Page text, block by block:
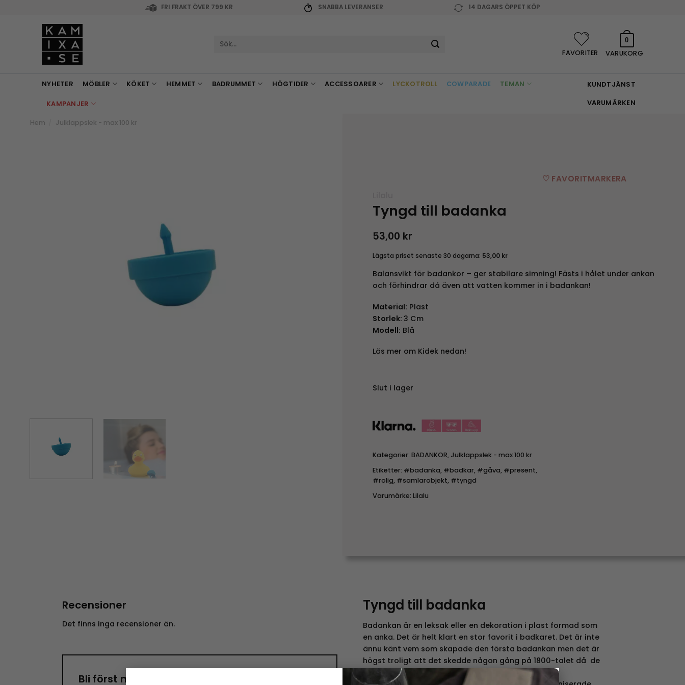
×
FRI FRAKT ÖVER 799 KR SNABBA LEVERANSER 14 DAGARS ÖPPET KÖP
Sök
FAVORITER VARUKORG
0
NYHETER MÖBLER KÖKET HEMMET BADRUMMET HÖGTIDER ACCESSOARER LYCKOTROLL COWPARADE TEMAN
KAMPANJER
KUNDTJÄNST
VARUMÄRKEN
Hem Julklappslek - max 100 kr
♡ FAVORITMARKERA
Tyngd till badanka
53,00 kr
Lägsta priset senaste 30 dagarna: 53,00 kr
Balansvikt för badankor – ger stabilare simning! Fästs i hålet under ankan
och förhindrar då även att vatten kommer in i badankan!
Material: Plast
Storlek: 3 Cm
Modell: Blå
Läs mer om Kidek nedan!
Slut i lager
Kategorier: BADANKOR, Julklappslek - max 100 kr
Etiketter: #badanka, #badkar, #gåva, #present,
#rolig, #samlarobjekt, #tyngd
Varumärke: Lilalu
Recensioner
Det finns inga recensioner än.
Bli först med att recensera ”Tyngd till
Tyngd till badanka
Badankan är en leksak eller en dekoration i plast formad som
en anka. Det är helt klart en stor favorit i badkaret. Det är inte
ännu känt vem som skapade den första badankan men det är
högst troligt att det skedde någon gång på 1800-talet då de
börjades produceras andra leksaker i gummi .